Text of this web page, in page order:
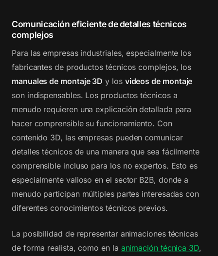
Comunicación eficiente de detalles técnicos
complejos
Para las empresas industriales, especialmente los
fabricantes de productos técnicos complejos, los
manuales de montaje 3D y los videos de montaje
son indispensables. Los productos técnicos a
menudo requieren una explicación detallada para
hacer comprensible su funcionamiento. Con
contenido 3D, las empresas pueden comunicar
detalles técnicos de una manera que sea fácilmente
comprensible incluso para los no expertos. Esto es
especialmente valioso en el sector B2B, donde a
menudo participan múltiples partes interesadas con
diferentes conocimientos técnicos previos.
La posibilidad de representar animaciones técnicas
de forma realista, como en la animación técnica 3D,